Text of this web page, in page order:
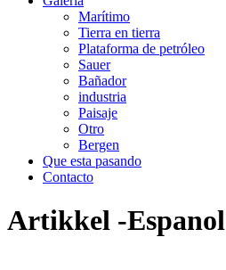
Marítimo
Tierra en tierra
Plataforma de petróleo
Sauer
Bañador
industria
Paisaje
Otro
Bergen
Que esta pasando
Contacto
Artikkel -Espanol